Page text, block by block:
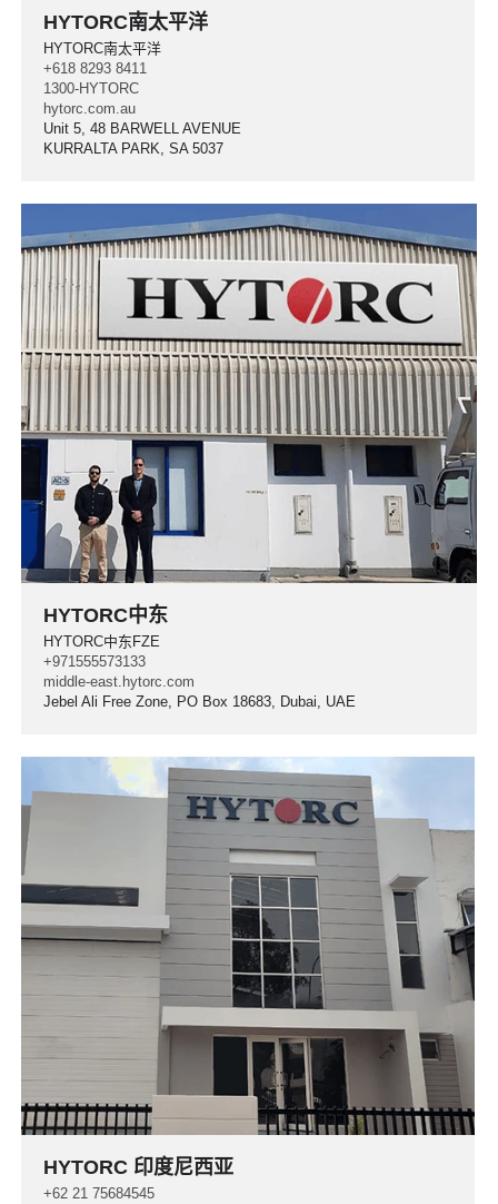
HYTORC南太平洋
HYTORC南太平洋
+618 8293 8411
1300-HYTORC
hytorc.com.au
Unit 5, 48 BARWELL AVENUE
KURRALTA PARK, SA 5037
HYTORC中东
HYTORC中东FZE
+971555573133
middle-east.hytorc.com
Jebel Ali Free Zone, PO Box 18683, Dubai, UAE
HYTORC 印度尼西亚
+62 21 75684545